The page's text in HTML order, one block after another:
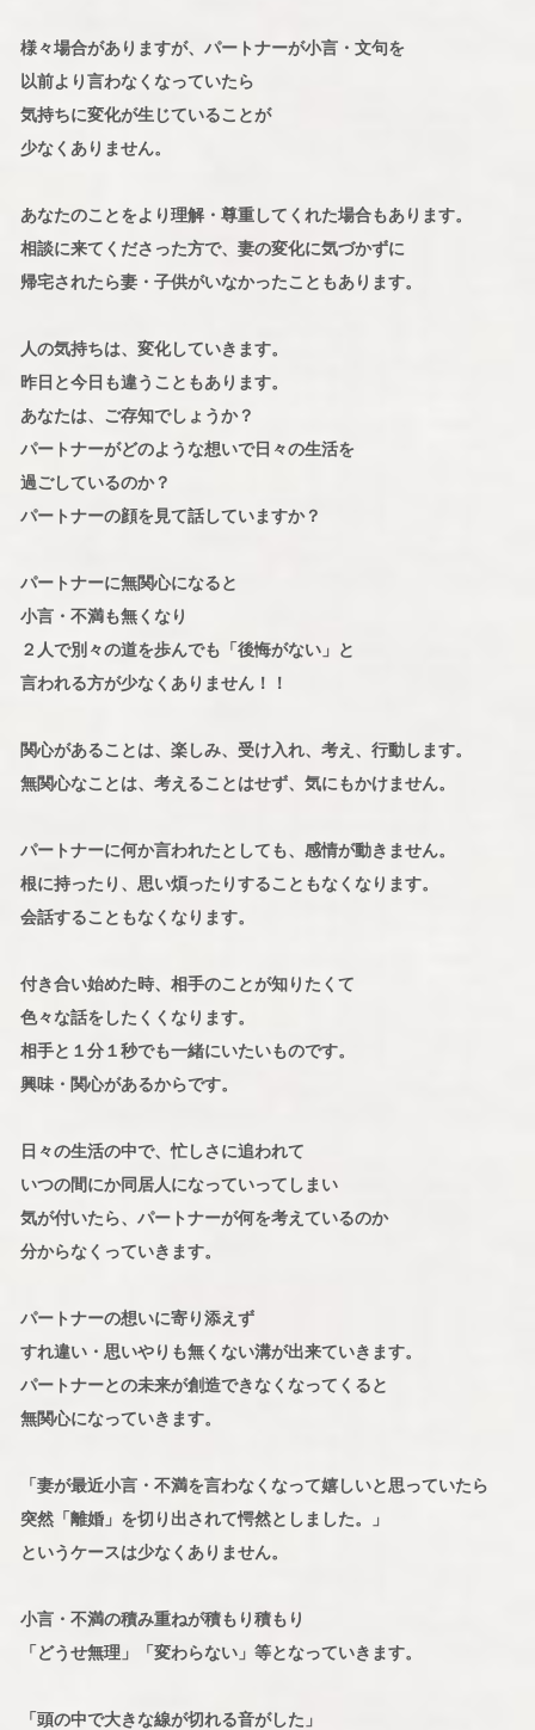
様々場合がありますが、パートナーが小言・文句を
以前より言わなくなっていたら
気持ちに変化が生じていることが
少なくありません。
あなたのことをより理解・尊重してくれた場合もあります。
相談に来てくださった方で、妻の変化に気づかずに
帰宅されたら妻・子供がいなかったこともあります。
人の気持ちは、変化していきます。
昨日と今日も違うこともあります。
あなたは、ご存知でしょうか？
パートナーがどのような想いで日々の生活を
過ごしているのか？
パートナーの顔を見て話していますか？
パートナーに無関心になると
小言・不満も無くなり
２人で別々の道を歩んでも「後悔がない」と
言われる方が少なくありません！！
関心があることは、楽しみ、受け入れ、考え、行動します。
無関心なことは、考えることはせず、気にもかけません。
パートナーに何か言われたとしても、感情が動きません。
根に持ったり、思い煩ったりすることもなくなります。
会話することもなくなります。
付き合い始めた時、相手のことが知りたくて
色々な話をしたくくなります。
相手と１分１秒でも一緒にいたいものです。
興味・関心があるからです。
日々の生活の中で、忙しさに追われて
いつの間にか同居人になっていってしまい
気が付いたら、パートナーが何を考えているのか
分からなくっていきます。
パートナーの想いに寄り添えず
すれ違い・思いやりも無くない溝が出来ていきます。
パートナーとの未来が創造できなくなってくると
無関心になっていきます。
「妻が最近小言・不満を言わなくなって嬉しいと思っていたら
突然「離婚」を切り出されて愕然としました。」
というケースは少なくありません。
小言・不満の積み重ねが積もり積もり
「どうせ無理」「変わらない」等となっていきます。
「頭の中で大きな線が切れる音がした」